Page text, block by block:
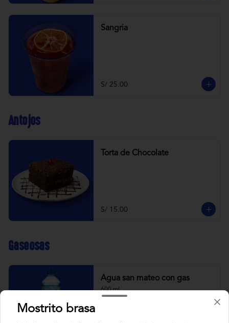
Sangria
S/ 25.00
Antojos
Torta de Chocolate
S/ 15.00
Gaseosas
Agua san mateo con gas
600 ml
Mostrito brasa